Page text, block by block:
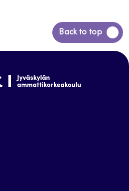
Back to top
Siirry
takaisin